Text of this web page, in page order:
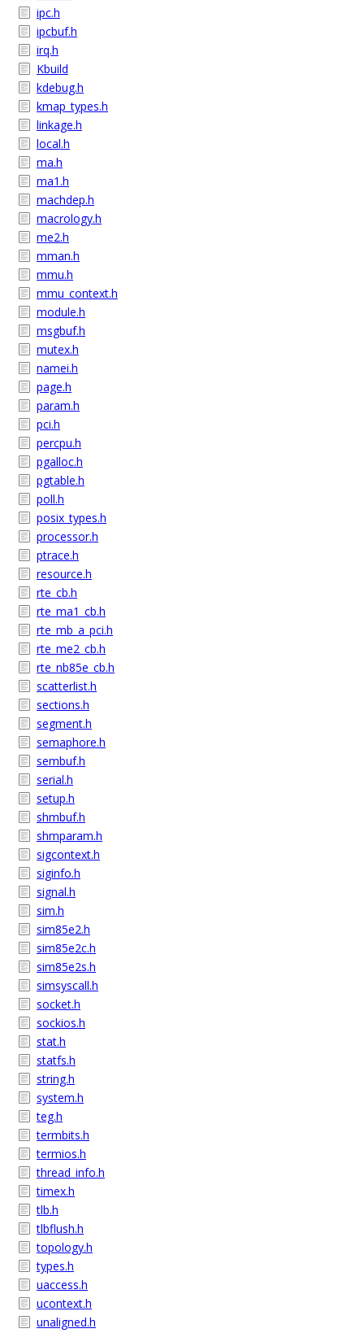
ipc.h
ipcbuf.h
irq.h
Kbuild
kdebug.h
kmap_types.h
linkage.h
local.h
ma.h
ma1.h
machdep.h
macrology.h
me2.h
mman.h
mmu.h
mmu_context.h
module.h
msgbuf.h
mutex.h
namei.h
page.h
param.h
pci.h
percpu.h
pgalloc.h
pgtable.h
poll.h
posix_types.h
processor.h
ptrace.h
resource.h
rte_cb.h
rte_ma1_cb.h
rte_mb_a_pci.h
rte_me2_cb.h
rte_nb85e_cb.h
scatterlist.h
sections.h
segment.h
semaphore.h
sembuf.h
serial.h
setup.h
shmbuf.h
shmparam.h
sigcontext.h
siginfo.h
signal.h
sim.h
sim85e2.h
sim85e2c.h
sim85e2s.h
simsyscall.h
socket.h
sockios.h
stat.h
statfs.h
string.h
system.h
teg.h
termbits.h
termios.h
thread_info.h
timex.h
tlb.h
tlbflush.h
topology.h
types.h
uaccess.h
ucontext.h
unaligned.h